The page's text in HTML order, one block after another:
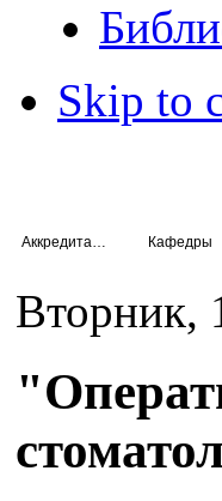
Skip to
Кафедры
Вторник,